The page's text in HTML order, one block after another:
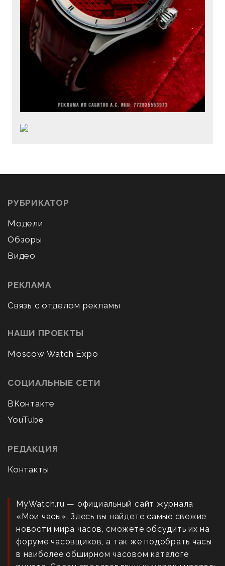
РУБРИКАТОР
Модели
Обзоры
Видео
РЕКЛАМА
Связь с отделом рекламы
НАШИ ПРОЕКТЫ
Moscow Watch Expo
СОЦИАЛЬНЫЕ СЕТИ
ВКонтакте
YouTube
РЕДАКЦИЯ
Контакты
MyWatch.ru — официальный сайт журнала
«Мои часы». Здесь вы найдете самые свежие
новости мира часов, сможете обсудить их на
форуме часовщиков, а так же подобрать часы
в наиболее обширном часовом каталоге